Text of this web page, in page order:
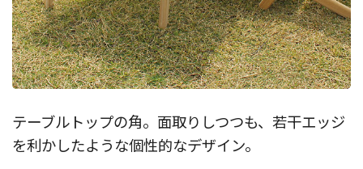
テーブルトップの角。面取りしつつも、若干エッジ
を利かしたような個性的なデザイン。